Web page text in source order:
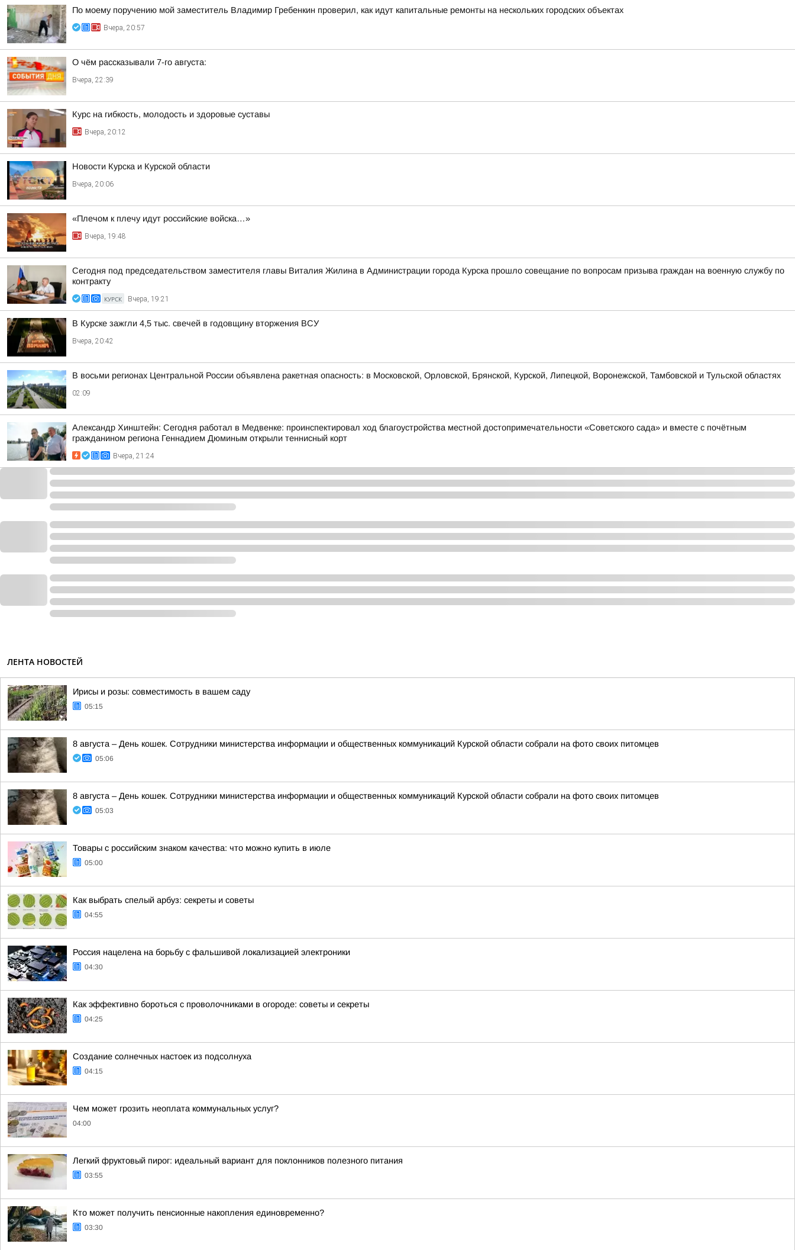
По моему поручению мой заместитель Владимир Гребенкин проверил, как идут капитальные ремонты на нескольких городских объектах
Вчера, 20:57
О чём рассказывали 7-го августа:
Вчера, 22:39
Курс на гибкость, молодость и здоровые суставы
Вчера, 20:12
Новости Курска и Курской области
Вчера, 20:06
«Плечом к плечу идут российские войска…»
Вчера, 19:48
Сегодня под председательством заместителя главы Виталия Жилина в Администрации города Курска прошло совещание по вопросам призыва граждан на военную службу по
контракту
КУРСК Вчера, 19:21
В Курске зажгли 4,5 тыс. свечей в годовщину вторжения ВСУ
Вчера, 20:42
В восьми регионах Центральной России объявлена ракетная опасность: в Московской, Орловской, Брянской, Курской, Липецкой, Воронежской, Тамбовской и Тульской областях
02:09
Александр Хинштейн: Сегодня работал в Медвенке: проинспектировал ход благоустройства местной достопримечательности «Советского сада» и вместе с почётным
гражданином региона Геннадием Дюминым открыли теннисный корт
Вчера, 21:24
ЛЕНТА НОВОСТЕЙ
Ирисы и розы: совместимость в вашем саду
05:15
8 августа – День кошек. Сотрудники министерства информации и общественных коммуникаций Курской области собрали на фото своих питомцев
05:06
8 августа – День кошек. Сотрудники министерства информации и общественных коммуникаций Курской области собрали на фото своих питомцев
05:03
Товары с российским знаком качества: что можно купить в июле
05:00
Как выбрать спелый арбуз: секреты и советы
04:55
Россия нацелена на борьбу с фальшивой локализацией электроники
04:30
Как эффективно бороться с проволочниками в огороде: советы и секреты
04:25
Создание солнечных настоек из подсолнуха
04:15
Чем может грозить неоплата коммунальных услуг?
04:00
Легкий фруктовый пирог: идеальный вариант для поклонников полезного питания
03:55
Кто может получить пенсионные накопления единовременно?
03:30